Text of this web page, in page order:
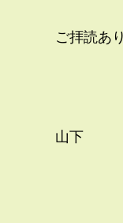
ご拝読あ
山下